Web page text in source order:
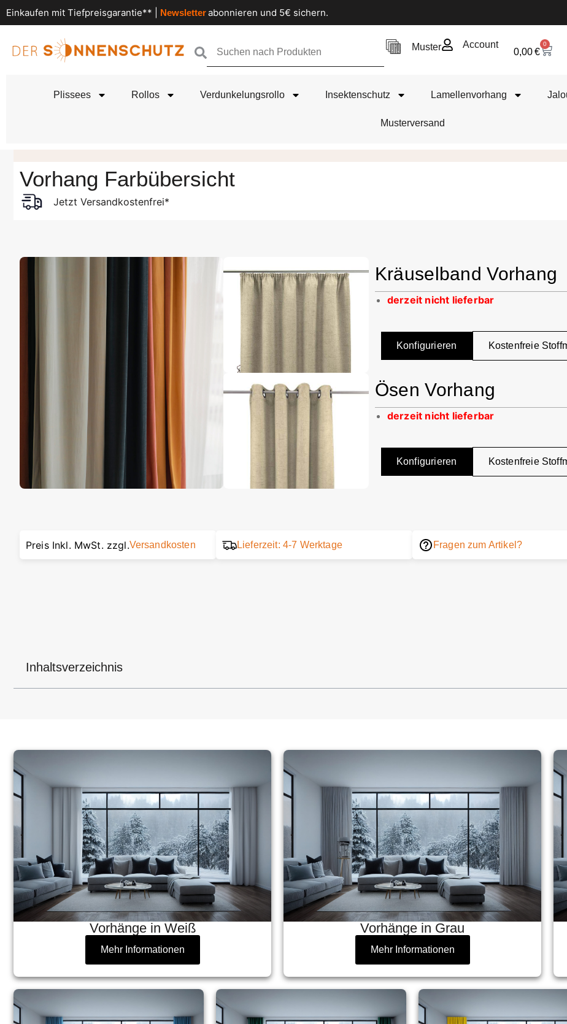
Einkaufen mit Tiefpreisgarantie** | Newsletterabonnieren und 5€ sichern.
Muster Account
0,00€
0
Plissees Rollos Verdunkelungsrollo Insektenschutz Lamellenvorhang
Musterversand
Vorhang Farbübersicht
Jetzt Versandkostenfrei*
Kräuselband Vorhang
derzeit nicht lieferbar
Konfigurieren Kostenfreie
Ösen Vorhang
derzeit nicht lieferbar
Konfigurieren Kostenfreie
Preis Inkl. MwSt. zzgl.Versandkosten Lieferzeit: 4-7 Werktage Fragen zum Artikel?
Inhaltsverzeichnis
Vorhänge in Weiß
Mehr Informationen
Vorhänge in Grau
Mehr Informationen